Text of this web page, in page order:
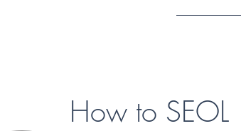
How to SEOL